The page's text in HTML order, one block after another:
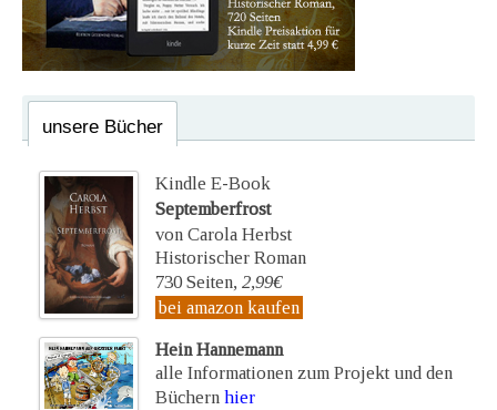
unsere Bücher
Kindle E-Book
Septemberfrost
von Carola Herbst
Historischer Roman
730 Seiten, 2,99€
bei amazon kaufen
Hein Hannemann
alle Informationen zum Projekt und den
Büchern hier